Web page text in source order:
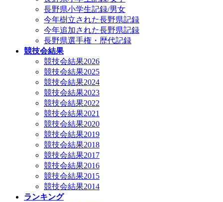
長野県小学生記録/男女
今年樹立された長野県記録
今年追加された長野県記録
長野県選手権・歴代記録
競技会結果
競技会結果2026
競技会結果2025
競技会結果2024
競技会結果2023
競技会結果2022
競技会結果2021
競技会結果2020
競技会結果2019
競技会結果2018
競技会結果2017
競技会結果2016
競技会結果2015
競技会結果2014
ランキング